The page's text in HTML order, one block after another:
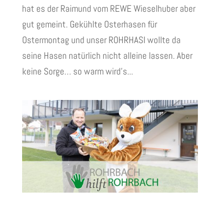
hat es der Raimund vom REWE Wieselhuber aber
gut gemeint. Gekühlte Osterhasen für
Ostermontag und unser ROHRHASI wollte da
seine Hasen natürlich nicht alleine lassen. Aber
keine Sorge… so warm wird’s...